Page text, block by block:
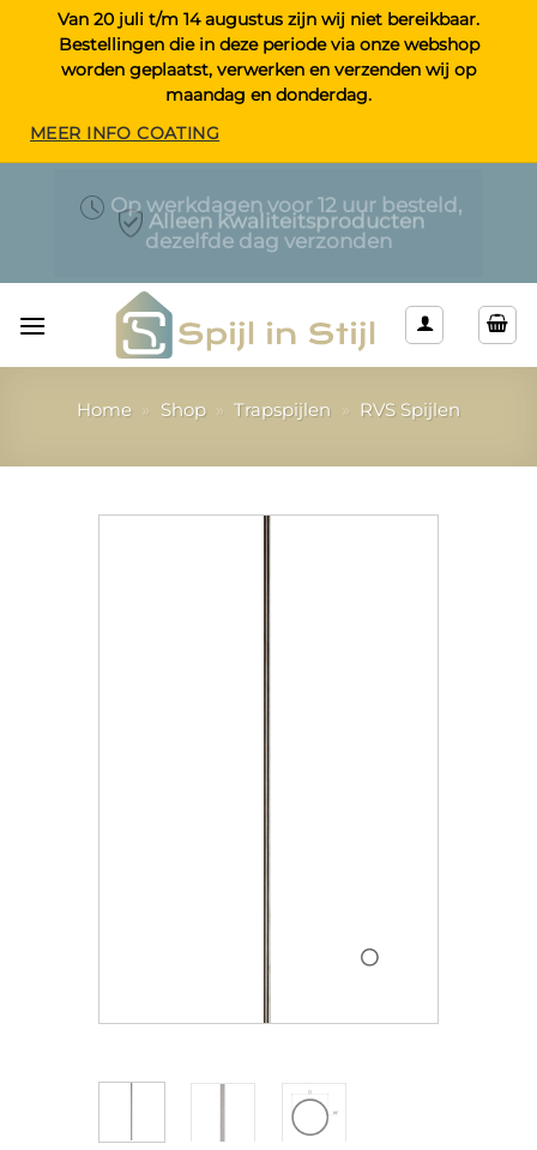
Van 20 juli t/m 14 augustus zijn wij niet bereikbaar.
Bestellingen die in deze periode via onze webshop
worden geplaatst, verwerken en verzenden wij op
maandag en donderdag.
MEER INFO COATING
Op werkdagen voor 12 uur besteld,
dezelfde dag verzonden
Alleen kwaliteitsproducten
Maatwerk > Selecteer uw eigen lengte
& kleur
Home » Shop » Trapspijlen » RVS Spijlen